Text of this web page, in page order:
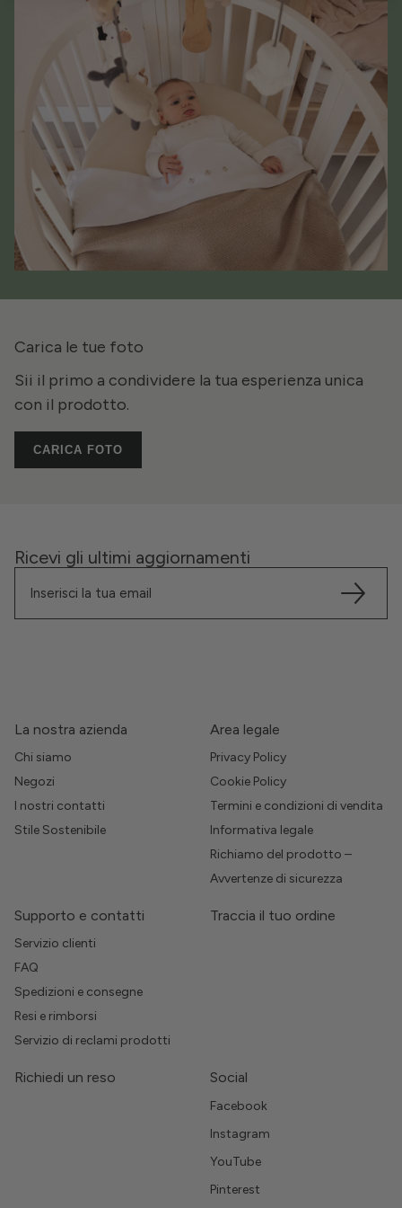
Carica le tue foto
Sii il primo a condividere la tua esperienza unica
con il prodotto.
CARICA FOTO
Ricevi gli ultimi aggiornamenti
La nostra azienda
Chi siamo
Negozi
I nostri contatti
Stile Sostenibile
Area legale
Privacy Policy
Cookie Policy
Termini e condizioni di vendita
Informativa legale
Richiamo del prodotto –
Avvertenze di sicurezza
Supporto e contatti
Servizio clienti
FAQ
Spedizioni e consegne
Resi e rimborsi
Servizio di reclami prodotti
Traccia il tuo ordine
Richiedi un reso Social
Facebook
Instagram
YouTube
Pinterest